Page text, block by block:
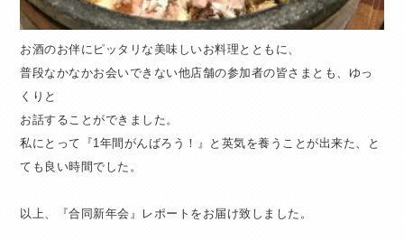
お酒のお伴にピッタリな美味しいお料理とともに、
普段なかなかお会いできない他店舗の参加者の皆さまとも、ゆっ
くりと
お話することができました。
私にとって『1年間がんばろう！』と英気を養うことが出来た、と
ても良い時間でした。
以上、『合同新年会』レポートをお届け致しました。